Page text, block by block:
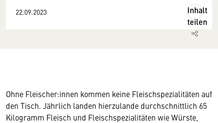
22.09.2023
Inhalt
teilen
Ohne Fleischer:innen kommen keine Fleischspezialitäten auf
den Tisch. Jährlich landen hierzulande durchschnittlich 65
Kilogramm Fleisch und Fleischspezialitäten wie Würste,